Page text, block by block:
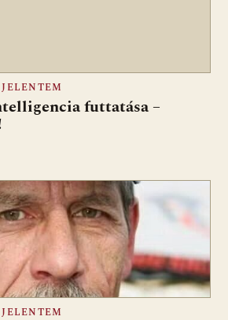
futtatása –